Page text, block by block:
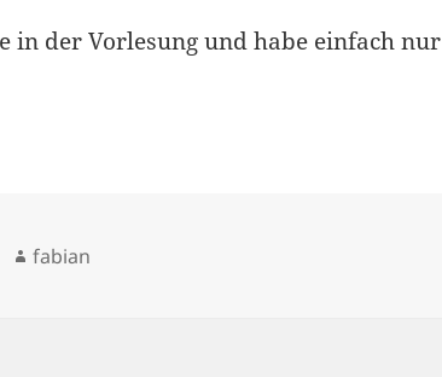
in der Vorlesung und habe einfach nur
Autor
fabian